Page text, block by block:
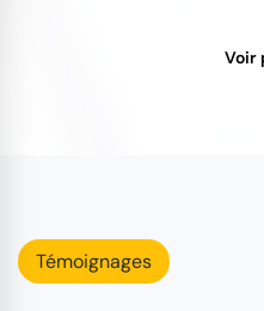
Voir
Témoignages